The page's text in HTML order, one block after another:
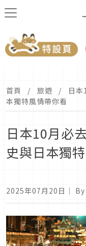
首頁 旅遊
日
本獨特風情帶你看
日本10月必
史與日本獨
2025年07月20日 ｜ By